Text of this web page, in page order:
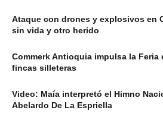
Ataque con drones y explosivos en
sin vida y otro herido
Commerk Antioquia impulsa la Feria
fincas silleteras
Video: Maía interpretó el Himno
Abelardo De La Espriella